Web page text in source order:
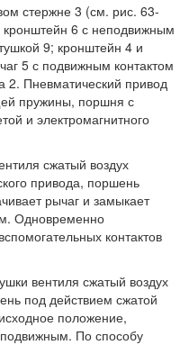
стержне 3 (см. рис. 63-
кронштейн 6 с неподвижным
9; кронштейн 4 и
5 с подвижным контактом
2. Пневматический привод
пружины, поршня с
и электромагнитного
сжатый воздух
привода, поршень
рычаг и замыкает
Одновременно
контактов
вентиля сжатый воздух
под действием сжатой
положение,
По способу